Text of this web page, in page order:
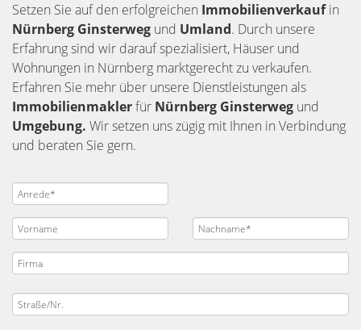
Setzen Sie auf den erfolgreichen Immobilienverkaufin
Nürnberg Ginsterweg und Umland. Durch unsere
Erfahrung sind wir darauf spezialisiert, Häuser und
Wohnungen in Nürnberg marktgerecht zu verkaufen.
Erfahren Sie mehr über unsere Dienstleistungen als
Immobilienmaklerfür Nürnberg Ginsterweg und
Umgebung. Wir setzen uns zügig mit Ihnen in Verbindung
und beraten Sie gern.